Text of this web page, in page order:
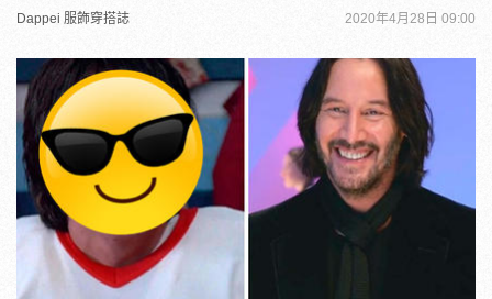
Dappei 服飾穿搭誌 2020年4月28日 09:00